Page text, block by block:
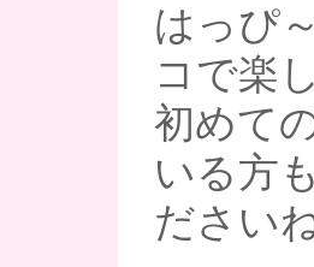
はっぴ
コで楽
初めて
いる方
ださい